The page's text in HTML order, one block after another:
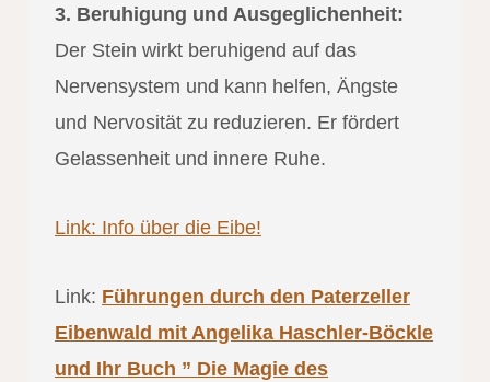
3. Beruhigung und Ausgeglichenheit:
Der Stein wirkt beruhigend auf das
Nervensystem und kann helfen, Ängste
und Nervosität zu reduzieren. Er fördert
Gelassenheit und innere Ruhe.
Link: Info über die Eibe!
Link: Führungen durch den Paterzeller
Eibenwald mit Angelika Haschler-Böckle
und Ihr Buch ” Die Magie des